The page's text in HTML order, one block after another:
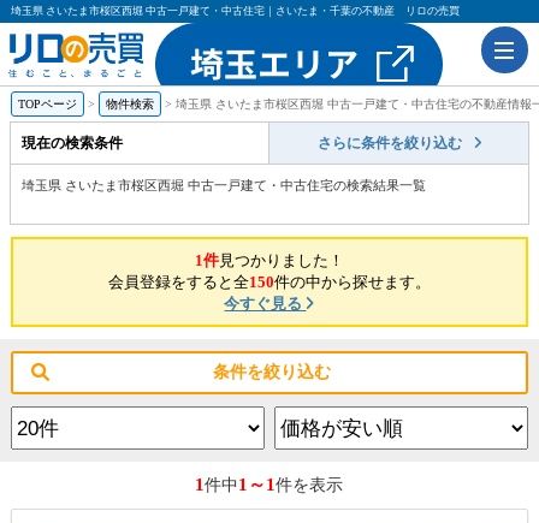
埼玉県 さいたま市桜区西堀 中古一戸建て・中古住宅｜さいたま・千葉の不動産 リロの売買
TOPページ 物件検索 埼玉県 さいたま市桜区西堀 中古一戸建て・中古住宅の不動産情報
現在の検索条件 さらに条件を絞り込む
埼玉県 さいたま市桜区西堀 中古一戸建て・中古住宅の検索結果一覧
1件見つかりました！
会員登録をすると全150件の中から探せます。
今すぐ見る
条件を絞り込む
1件中 1～1件を表示